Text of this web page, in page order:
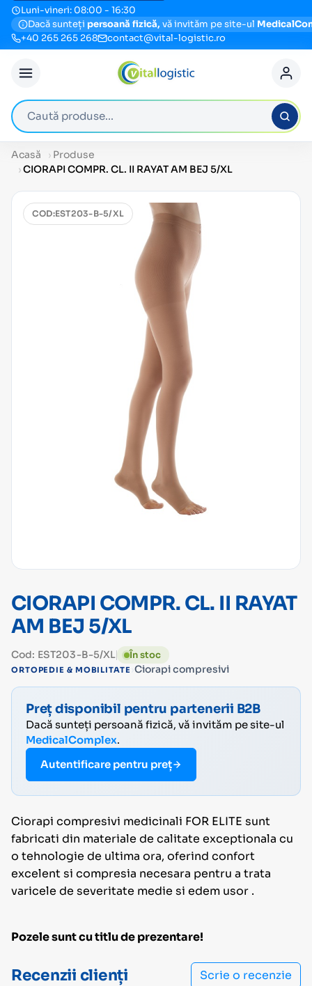
Luni-vineri: 08:00 - 16:30
Dacă sunteți persoană fizică, vă invităm pe site-ul
+40 265 265 268
contact@vital-logistic.ro
Caută produse
Acasă
Produse
CIORAPI COMPR. CL. II RAYAT AM BEJ 5/XL
COD:EST203-B-5/XL
CIORAPI COMPR. CL. II RAYAT
AM BEJ 5/XL
Cod: EST203-B-5/XL În stoc
ORTOPEDIE & MOBILITATE Ciorapi compresivi
Preț disponibil pentru partenerii B2B
Dacă sunteți persoană fizică, vă invităm pe site-ul
MedicalComplex.
Autentificare pentru preț
Ciorapi compresivi medicinali FOR ELITE sunt
fabricati din materiale de calitate exceptionala cu
o tehnologie de ultima ora, oferind confort
excelent si compresia necesara pentru a trata
varicele de severitate medie si edem usor .
Pozele sunt cu titlu de prezentare!
Recenzii clienți Scrie o recenzie